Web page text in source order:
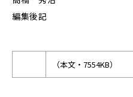
編集後記
（本文・7554KB）